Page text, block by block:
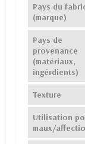
Pays du
(marque)
Pays de
provenance
(matériaux,
ingérdients)
Texture
Utilisation
maux/